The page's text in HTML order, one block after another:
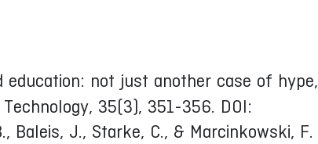
education: not just another case of
35(3), 351-356. DOI:
Baleis, J., Starke, C., & Marcinkowski, F.